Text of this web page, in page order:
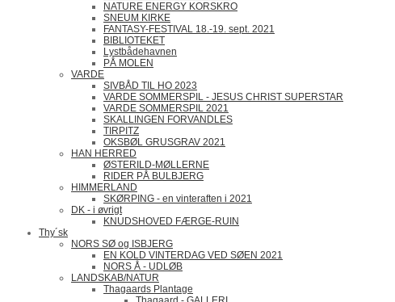
NATURE ENERGY KORSKRO
SNEUM KIRKE
FANTASY-FESTIVAL 18.-19. sept. 2021
BIBLIOTEKET
Lystbådehavnen
PÅ MOLEN
VARDE
SIVBÅD TIL HO 2023
VARDE SOMMERSPIL - JESUS CHRIST SUPERSTAR
VARDE SOMMERSPIL 2021
SKALLINGEN FORVANDLES
TIRPITZ
OKSBØL GRUSGRAV 2021
HAN HERRED
ØSTERILD-MØLLERNE
RIDER PÅ BULBJERG
HIMMERLAND
SKØRPING - en vinteraften i 2021
DK - i øvrigt
KNUDSHOVED FÆRGE-RUIN
Thy´sk
NORS SØ og ISBJERG
EN KOLD VINTERDAG VED SØEN 2021
NORS Å - UDLØB
LANDSKAB/NATUR
Thagaards Plantage